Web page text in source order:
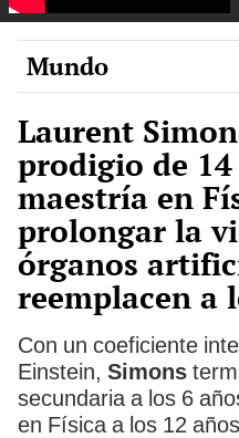
Mundo
Laurent
prodigio de
maestría en
prolongar la
órganos
reemplacen a
Con un coeficiente
Einstein, Simons
secundaria a los 6
en Física a los 12